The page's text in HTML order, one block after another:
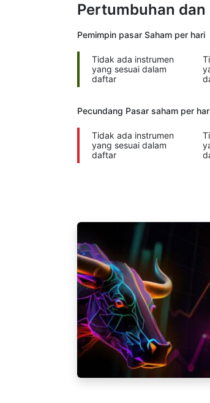
Pertumbuhan dan
Pemimpin pasar Saham per hari
Tidak ada instrumen
yang sesuai dalam
daftar
Pecundang Pasar saham per
Tidak ada instrumen
yang sesuai dalam
daftar